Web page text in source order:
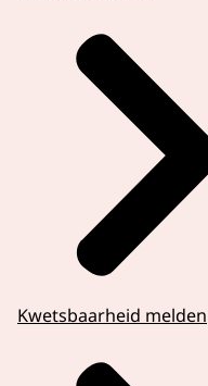
Kwetsbaarheid melden